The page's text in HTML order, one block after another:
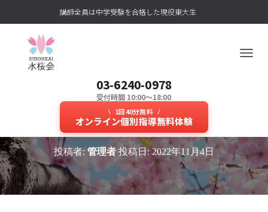
講師全員は中学受験を合格した現役東大生
03-6240-0978
受付時間 10:00～18:00
1回40分無料
オンライン個別指導無料体験
を
切
り
替
え
中学受験を左右する算数に特化し
た個別指導塾で合格を目指す！
投稿者: 管理者 投稿日:2022年11月4日